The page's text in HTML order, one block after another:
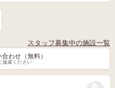
スタッフ募集中の施設一覧
わせ（無料）
遠慮ください